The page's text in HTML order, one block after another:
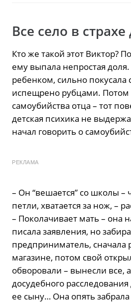
Все село в
Кто же такой этот Виктор?
ему выпала непростая
ребенком, сильно покусала
испещрено рубцами. Потом
самоубийства отца – тот
детская психика не
начал говорить о
РЕКЛАМА
– Он “вешается” со школы –
петли, хватается за нож, –
– Поколачивает мать – она
писала заявления, но
предприниматель, сначала
магазине, потом свой
обворовали – вынесли все,
досудебного
ее сыну… Она опять